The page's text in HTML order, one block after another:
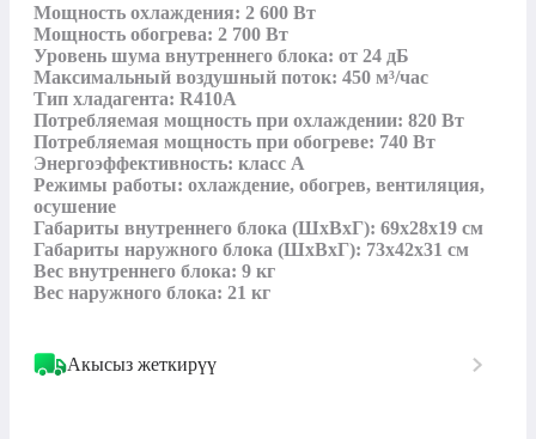
Мощность охлаждения: 2 600 Вт
Мощность обогрева: 2 700 Вт
Уровень шума внутреннего блока: от 24 дБ​
Максимальный воздушный поток: 450 м³/час
Тип хладагента: R410A​
Потребляемая мощность при охлаждении: 820 Вт​
Потребляемая мощность при обогреве: 740 Вт​
Энергоэффективность: класс A
Режимы работы: охлаждение, обогрев, вентиляция,
осушение
Габариты внутреннего блока (ШхВхГ): 69x28x19 см​
Габариты наружного блока (ШхВхГ): 73x42x31 см
Вес внутреннего блока: 9 кг​
Вес наружного блока: 21 кг
Акысыз жеткирүү